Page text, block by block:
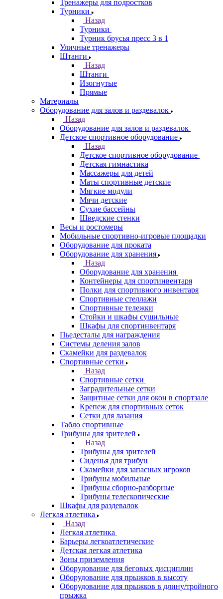
Тренажеры для подростков
Турники
Назад
Турники
Турник брусья пресс 3 в 1
Уличные тренажеры
Штанги
Назад
Штанги
Изогнутые
Прямые
Материалы
Оборудование для залов и раздевалок
Назад
Оборудование для залов и раздевалок
Детское спортивное оборудование
Назад
Детское спортивное оборудование
Детская гимнастика
Массажеры для детей
Маты спортивные детские
Мягкие модули
Мячи детские
Сухие бассейны
Шведские стенки
Весы и ростомеры
Мобильные спортивно-игровые площадки
Оборудование для проката
Оборудование для хранения
Назад
Оборудование для хранения
Контейнеры для спортинвентаря
Полки для спортивного инвентаря
Спортивные стеллажи
Спортивные тележки
Стойки и шкафы сушильные
Шкафы для спортинвентаря
Пьедесталы для награждения
Системы деления залов
Скамейки для раздевалок
Спортивные сетки
Назад
Спортивные сетки
Заградительные сетки
Защитные сетки для окон в спортзале
Крепеж для спортивных сеток
Сетки для лазания
Табло спортивные
Трибуны для зрителей
Назад
Трибуны для зрителей
Сиденья для трибун
Скамейки для запасных игроков
Трибуны мобильные
Трибуны сборно-разборные
Трибуны телескопические
Шкафы для раздевалок
Легкая атлетика
Назад
Легкая атлетика
Барьеры легкоатлетические
Детская легкая атлетика
Зоны приземления
Оборудование для беговых дисциплин
Оборудование для прыжков в высоту
Оборудование для прыжков в длину/тройного
прыжка